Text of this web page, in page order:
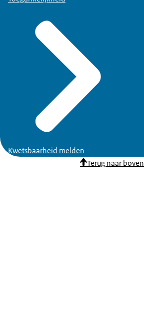
Kwetsbaarheid melden
Terug naar boven